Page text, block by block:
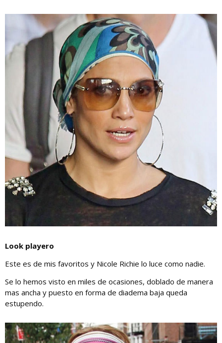
Look playero
Este es de mis favoritos y Nicole Richie lo luce como nadie.
Se lo hemos visto en miles de ocasiones, doblado de manera
mas ancha y puesto en forma de diadema baja queda
estupendo.